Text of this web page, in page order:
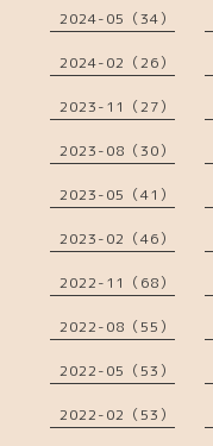
2024-05（34）
2024-02（26）
2023-11（27）
2023-08（30）
2023-05（41）
2023-02（46）
2022-11（68）
2022-08（55）
2022-05（53）
2022-02（53）